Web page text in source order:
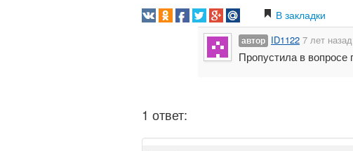
В закладки
автор ID1122 7 лет назад
Пропустила в вопросе
1 ответ: